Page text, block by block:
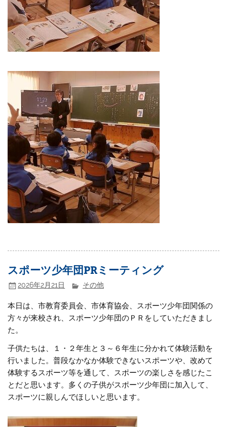
スポーツ少年団PRミーティング
2026年2月21日 その他
本日は、市教育委員会、市体育協会、スポーツ少年団関係の
方々が来校され、スポーツ少年団のＰＲをしていただきまし
た。
子供たちは、１・２年生と３～６年生に分かれて体験活動を
行いました。普段なかなか体験できないスポーツや、改めて
体験するスポーツ等を通して、スポーツの楽しさを感じたこ
とだと思います。多くの子供がスポーツ少年団に加入して、
スポーツに親しんでほしいと思います。